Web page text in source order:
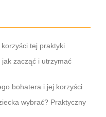
tej praktyki
zacząć i utrzymać
bohatera i jej korzyści
wybrać? Praktyczny